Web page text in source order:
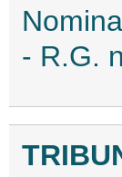
- R.G.